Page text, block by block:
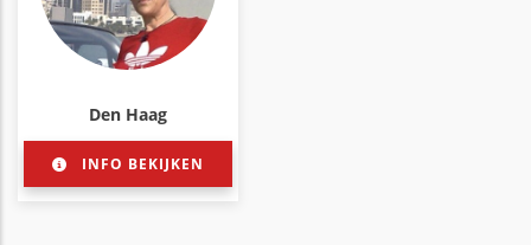
Den Haag
INFO BEKIJKEN